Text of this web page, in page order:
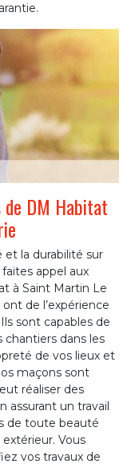
de DM Habitat
et la durabilité sur
appel aux
à Saint Martin Le
de l’expérience
sont capables de
chantiers dans les
de vos lieux et
maçons sont
réaliser des
assurant un travail
de toute beauté
Vous
vos travaux de